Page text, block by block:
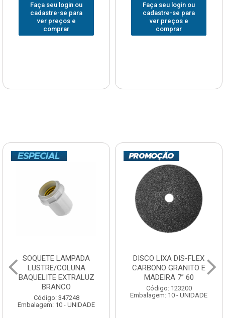
Faça seu login ou
cadastre-se para
ver preços e
comprar
Faça seu login ou
cadastre-se para
ver preços e
comprar
SOQUETE LAMPADA
LUSTRE/COLUNA
BAQUELITE EXTRALUZ
BRANCO
Código: 347248
Embalagem: 10 - UNIDADE
DISCO LIXA DIS-FLEX
CARBONO GRANITO E
MADEIRA 7” 60
Código: 123200
Embalagem: 10 - UNIDADE